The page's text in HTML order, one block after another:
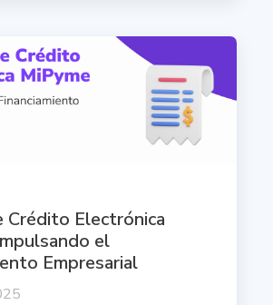
Crédito Electrónica
el
Empresarial